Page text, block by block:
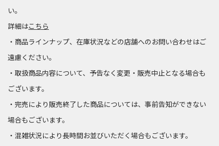
い。
詳細はこちら
・商品ラインナップ、在庫状況などの店舗へのお問い合わせはご
遠慮ください。
・取扱商品内容について、予告なく変更・販売中止となる場合も
ございます。
・完売により販売終了した商品については、事前告知ができない
場合もございます。
・混雑状況により長時間お並びいただく場合もございます。